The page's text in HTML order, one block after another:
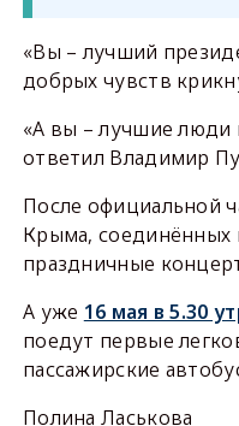
«Вы – лучший
добрых чувств
«А вы – лучшие люди
ответил Владимир
После официальной
Крыма, соединённых
праздничные
А уже 16 мая в 5.30
поедут первые
пассажирские
Полина Ласькова